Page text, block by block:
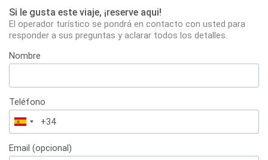
Si le gusta este viaje, ¡reserve aqui!
El operador turístico se pondrá en contacto con usted para
responder a sus preguntas y aclarar todos los detalles.
Nombre
Teléfono
España
+34
Email (opcional)